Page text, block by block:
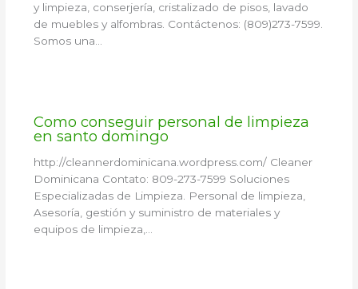
y limpieza, conserjería, cristalizado de pisos, lavado
de muebles y alfombras. Contáctenos: (809)273-7599.
Somos una…
Como conseguir personal de limpieza
en santo domingo
http://cleannerdominicana.wordpress.com/ Cleaner
Dominicana Contato: 809-273-7599 Soluciones
Especializadas de Limpieza. Personal de limpieza,
Asesoría, gestión y suministro de materiales y
equipos de limpieza,…